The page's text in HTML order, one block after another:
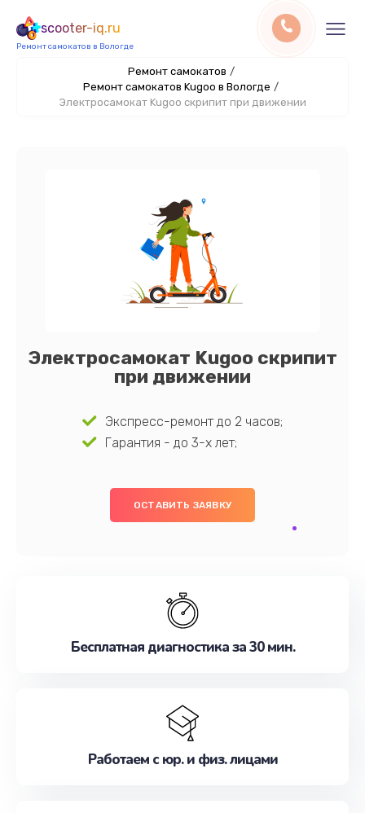
scooter-iq.ru
Ремонт самокатов в Вологде
Ремонт самокатов /
Ремонт самокатов Kugoo в Вологде /
Электросамокат Kugoo скрипит при движении
Электросамокат Kugoo скрипит
при движении
Экспресс-ремонт до 2 часов;
Гарантия - до 3-х лет;
ОСТАВИТЬ ЗАЯВКУ
Бесплатная диагностика за 30 мин.
Работаем с юр. и физ. лицами